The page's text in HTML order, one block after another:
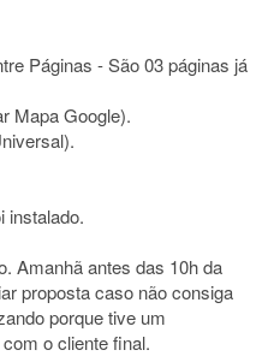
Páginas - São 03 páginas já
Mapa Google).
instalado.
Amanhã antes das 10h da
proposta caso não consiga
porque tive um
o cliente final.